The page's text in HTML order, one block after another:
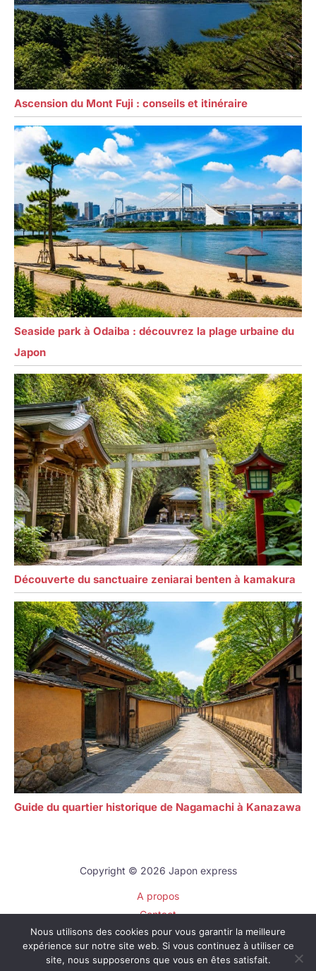
Ascension du Mont Fuji : conseils et itinéraire
Seaside park à Odaiba : découvrez la plage urbaine du
Japon
Découverte du sanctuaire zeniarai benten à kamakura
Guide du quartier historique de Nagamachi à Kanazawa
Copyright © 2026 Japon express
A propos
Contact
Plan du site
Mentions légales
Nous utilisons des cookies pour vous garantir la meilleure
expérience sur notre site web. Si vous continuez à utiliser ce
site, nous supposerons que vous en êtes satisfait.